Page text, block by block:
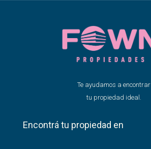
Te ayudamos a encontrar
tu propiedad ideal.
Encontrá tu propiedad en